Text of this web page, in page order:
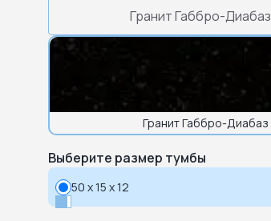
Гранит Габбро-Диабаз
Гранит Габбро-Диабаз
Выберите размер тумбы
50 x 15 x 12